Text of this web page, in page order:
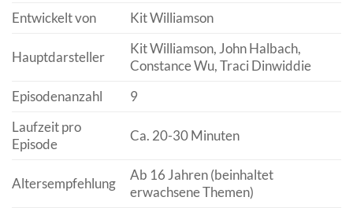
Entwickelt von
Kit Williamson
Hauptdarsteller
Kit Williamson, John Halbach,
Constance Wu, Traci Dinwiddie
Episodenanzahl
9
Laufzeit pro
Episode
Ca. 20-30 Minuten
Altersempfehlung
Ab 16 Jahren (beinhaltet
erwachsene Themen)